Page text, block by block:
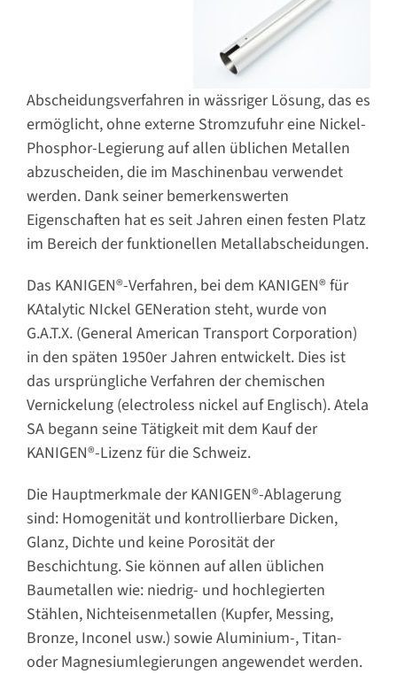
Abscheidungsverfahren in wässriger Lösung, das es
ermöglicht, ohne externe Stromzufuhr eine Nickel-
Phosphor-Legierung auf allen üblichen Metallen
abzuscheiden, die im Maschinenbau verwendet
werden. Dank seiner bemerkenswerten
Eigenschaften hat es seit Jahren einen festen Platz
im Bereich der funktionellen Metallabscheidungen.
Das KANIGEN®-Verfahren, bei dem KANIGEN® für
KAtalytic NIckel GENeration steht, wurde von
G.A.T.X. (General American Transport Corporation)
in den späten 1950er Jahren entwickelt. Dies ist
das ursprüngliche Verfahren der chemischen
Vernickelung (electroless nickel auf Englisch). Atela
SA begann seine Tätigkeit mit dem Kauf der
KANIGEN®-Lizenz für die Schweiz.
Die Hauptmerkmale der KANIGEN®-Ablagerung
sind: Homogenität und kontrollierbare Dicken,
Glanz, Dichte und keine Porosität der
Beschichtung. Sie können auf allen üblichen
Baumetallen wie: niedrig- und hochlegierten
Stählen, Nichteisenmetallen (Kupfer, Messing,
Bronze, Inconel usw.) sowie Aluminium-, Titan-
oder Magnesiumlegierungen angewendet werden.